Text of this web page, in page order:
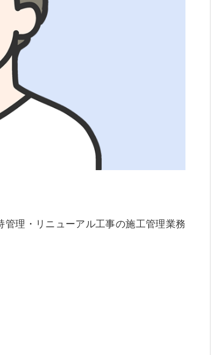
理・リニューアル工事の施工管理業務